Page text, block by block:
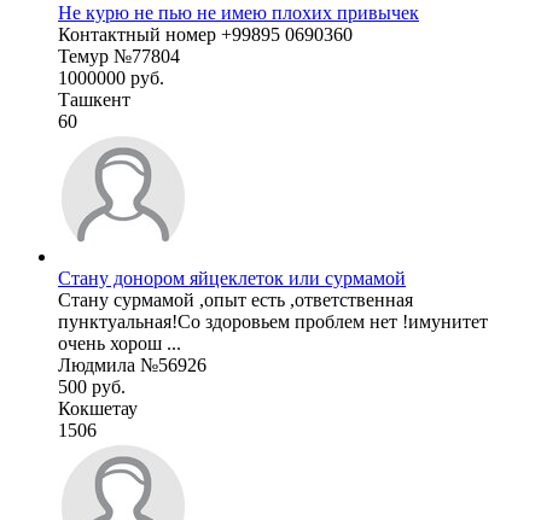
Не курю не пью не имею плохих привычек
Контактный номер +99895 0690360
Темур №77804
1000000 руб.
Ташкент
60
Стану донором яйцеклеток или сурмамой
Стану сурмамой ,опыт есть ,ответственная
пунктуальная!Со здоровьем проблем нет !имунитет
очень хорош ...
Людмила №56926
500 руб.
Кокшетау
1506